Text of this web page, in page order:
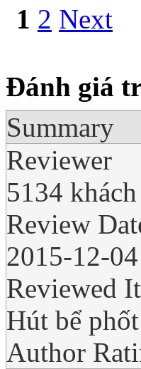
1 2 Next
Đánh giá
Summary
Reviewer
5134
Review
2015-12-04
Reviewed
Hút bể
Author